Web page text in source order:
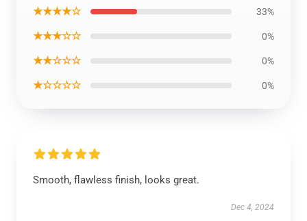
★★★★☆ 33%
★★★☆☆ 0%
★★☆☆☆ 0%
★☆☆☆☆ 0%
Smooth, flawless finish, looks great.
Dec 4, 2024